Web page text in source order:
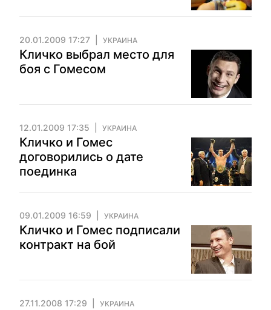
20.01.2009 17:27 УКРАИНА
Кличко выбрал место для
боя с Гомесом
12.01.2009 17:35 УКРАИНА
Кличко и Гомес
договорились о дате
поединка
09.01.2009 16:59 УКРАИНА
Кличко и Гомес подписали
контракт на бой
27.11.2008 17:29 УКРАИНА